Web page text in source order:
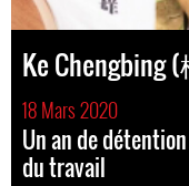
Ke Chengbing
18 Mars 2020
Un an de
du travail